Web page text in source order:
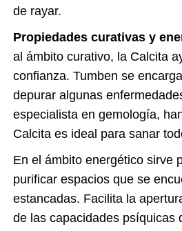
de rayar.
Propiedades curativas y
al ámbito curativo, la Calcita
confianza. Tumben se
depurar algunas
especialista en gemología,
Calcita es ideal para sanar
En el ámbito energético sirve
purificar espacios que se
estancadas. Facilita la
de las capacidades psíquicas